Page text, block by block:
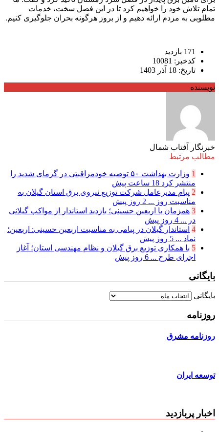
تمام تلاش خود را خواهیم کرد تا در این فصل سخت، خدمات
مطلوبی به مردم ارائه دهیم و از بروز هرگونه بحران جلوگیری کنیم.
171 بازدید
کدخبر: 10081
تاریخ: 18 آذر 1403
نویسنده
خبرنگار آفتاب شمال
مطالب مرتبط
1
وزارت بهداشت ۵۰ توصیه خودمراقبتی در گرمای شدید را
منتشر کرد 18 ساعت پیش
2 پیام مدیرعامل شركت توزیع نیروی برق استان گیلان به
مناسبت روز ... 2 روز پیش
3 همزمان با اربعین حسینی؛ بازدید استاندار از مواکب گیلانی
در ... 4 روز پیش
4 استاندار گیلان در پیامی به مناسبت اربعین حسینی: اربعین؛
نماد ... 5 روز پیش
5 با همکاری توزیع برق گیلان و نظام مهندسی استان؛ آغاز
اجرای طرح ... 6 روز پیش
بایگانی
بایگانی
روزنامه
روزنامه مشرق
توسعه ایران
اخبار پربازدید